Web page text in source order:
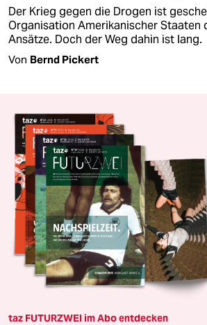
Der Krieg gegen die Drogen ist
Organisation Amerikanischer Staaten
Ansätze. Doch der Weg dahin ist lang.
Von Bernd Pickert
taz FUTURZWEI im Abo entdecken